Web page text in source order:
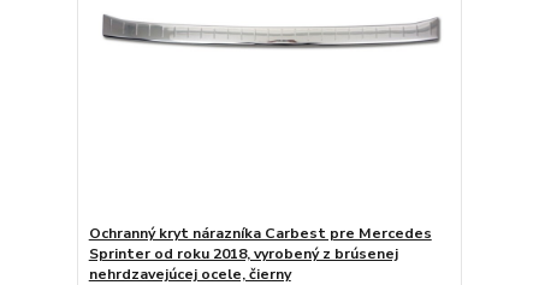
Ochranný kryt nárazníka Carbest pre Mercedes
Sprinter od roku 2018, vyrobený z brúsenej
nehrdzavejúcej ocele, čierny